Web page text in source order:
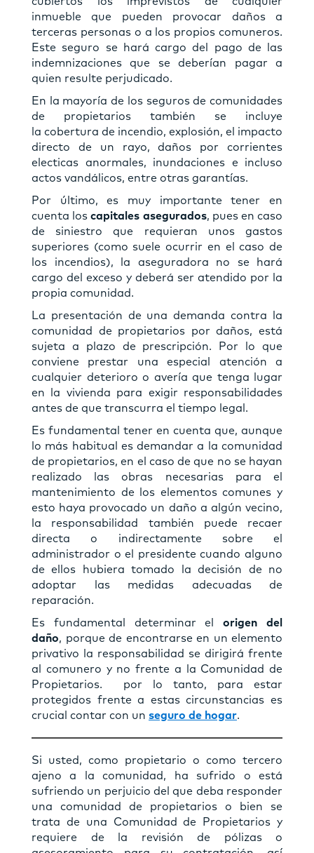
inmueble que pueden provocar daños a
terceras personas o a los propios comuneros.
Este seguro se hará cargo del pago de las
indemnizaciones que se deberían pagar a
quien resulte perjudicado.
En la mayoría de los seguros de comunidades
de propietarios también se incluye
la cobertura de incendio, explosión, el impacto
directo de un rayo, daños por corrientes
electicas anormales, inundaciones e incluso
actos vandálicos, entre otras garantías.
Por último, es muy importante tener en
cuenta loscapitales asegurados, pues en caso
de siniestro que requieran unos gastos
superiores (como suele ocurrir en el caso de
los incendios), la aseguradora no se hará
cargo del exceso y deberá ser atendido por la
propia comunidad.
La presentación de una demanda contra la
comunidad de propietarios por daños, está
sujeta a plazo de prescripción. Por lo que
conviene prestar una especial atención a
cualquier deterioro o avería que tenga lugar
en la vivienda para exigir responsabilidades
antes de que transcurra el tiempo legal.
Es fundamental tener en cuenta que, aunque
lo más habitual es demandar a la comunidad
de propietarios, en el caso de que no se hayan
realizado las obras necesarias para el
mantenimiento de los elementos comunes y
esto haya provocado un daño a algún vecino,
la responsabilidad también puede recaer
directa o indirectamente sobre el
administrador o el presidente cuando alguno
de ellos hubiera tomado la decisión de no
adoptar las medidas adecuadas de
reparación.
Es fundamental determinar elorigen del
daño, porque de encontrarse en un elemento
privativo la responsabilidad se dirigirá frente
al comunero y no frente a la Comunidad de
Propietarios. por lo tanto, para estar
protegidos frente a estas circunstancias es
crucial contar con un seguro de hogar.
Si usted, como propietario o como tercero
ajeno a la comunidad, ha sufrido o está
sufriendo un perjuicio del que deba responder
una comunidad de propietarios o bien se
trata de una Comunidad de Propietarios y
requiere de la revisión de pólizas o